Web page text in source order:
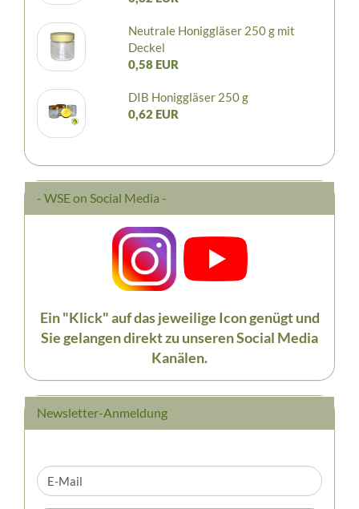
Neutrale Honiggläser 250 g mit
Deckel
0,58 EUR
DIB Honiggläser 250 g
0,62 EUR
- WSE on Social Media -
Ein "Klick" auf das jeweilige Icon genügt und
Sie gelangen direkt zu unseren Social Media
Kanälen.
Newsletter-Anmeldung
WEITER
ZUR
E-
Mail